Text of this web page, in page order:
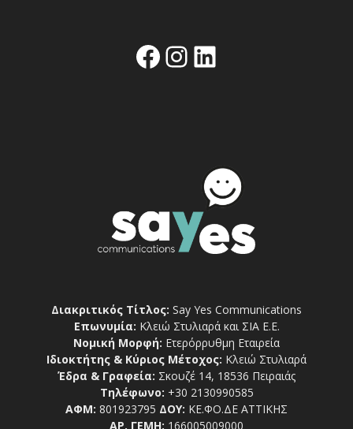
Facebook
Instagram
Linkedin
Διακριτικός Τίτλος: Say Yes Communications
Επωνυμία: Κλειώ Στυλιαρά και ΣΙΑ Ε.Ε.
Νομική Μορφή: Ετερόρρυθμη Εταιρεία
Ιδιοκτήτης & Κύριος Μέτοχος: Κλειώ Στυλιαρά
Έδρα & Γραφεία: Σκουζέ 14, 18536 Πειραιάς
Τηλέφωνο: +30 2130990585
ΑΦΜ: 801923795 ΔΟΥ: ΚΕ.ΦΟ.ΔΕ ΑΤΤΙΚΗΣ
ΑΡ. ΓΕΜΗ: 166005009000